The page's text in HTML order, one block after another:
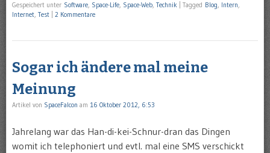
Gespeichert unter Software, Space-Life, Space-Web, Technik Tagged Blog, Intern,
Internet, Test 2 Kommentare
Sogar ich ändere mal meine
Meinung
Artikel von SpaceFalcon am 16 Oktober 2012, 6:53
Jahrelang war das Han-di-kei-Schnur-dran das Dingen
womit ich telephoniert und evtl. mal eine SMS verschickt